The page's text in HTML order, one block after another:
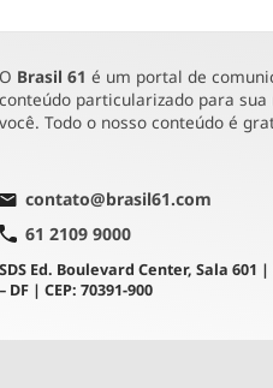
O Brasil 61 é um portal de
conteúdo particularizado para
você. Todo o nosso conteúdo é
contato@brasil61.com
61 2109 9000
SDS Ed. Boulevard Center, Sala 601
– DF | CEP: 70391-900